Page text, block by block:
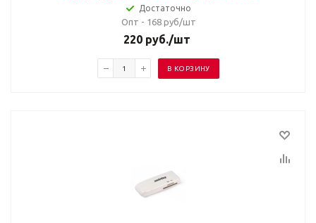
Достаточно
Опт - 168 руб/шт
220 руб./шт
В КОРЗИНУ